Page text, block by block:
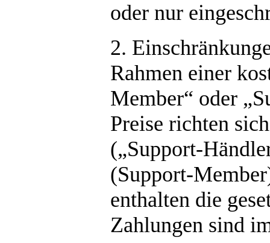
oder nur
2.
Rahmen einer
Member“ oder
Preise richten
(„Support-
(Support-
enthalten die
Zahlungen sind